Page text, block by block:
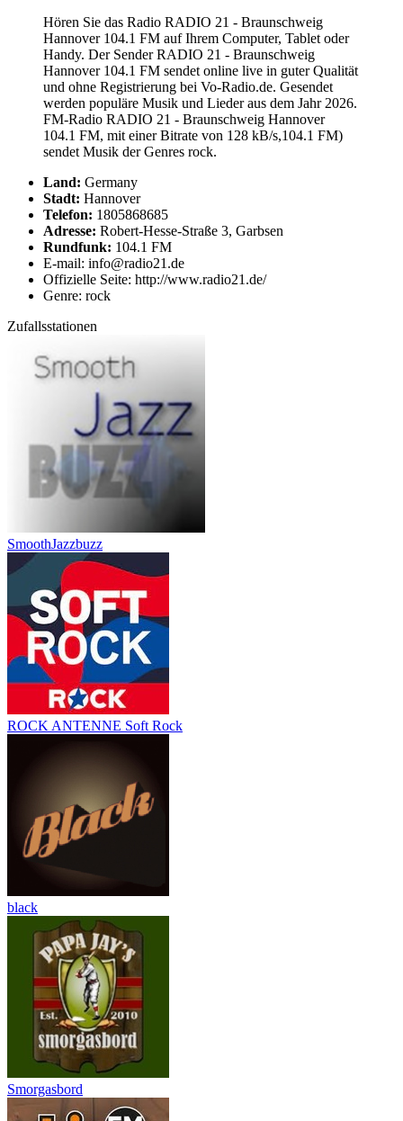
Hören Sie das Radio RADIO 21 - Braunschweig
Hannover 104.1 FM auf Ihrem Computer, Tablet oder
Handy. Der Sender RADIO 21 - Braunschweig
Hannover 104.1 FM sendet online live in guter Qualität
und ohne Registrierung bei Vo-Radio.de. Gesendet
werden populäre Musik und Lieder aus dem Jahr 2026.
FM-Radio RADIO 21 - Braunschweig Hannover
104.1 FM, mit einer Bitrate von 128 kB/s,104.1 FM)
sendet Musik der Genres rock.
Land: Germany
Stadt: Hannover
Telefon: 1805868685
Adresse: Robert-Hesse-Straße 3, Garbsen
Rundfunk: 104.1 FM
E-mail: info@radio21.de
Offizielle Seite: http://www.radio21.de/
Genre: rock
Zufallsstationen
SmoothJazzbuzz
ROCK ANTENNE Soft Rock
black
Smorgasbord